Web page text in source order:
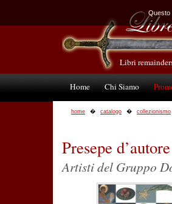
Libri
Home Chi Siamo
home catalogo collezionismo
Presepe
Artisti del Gruppo
Questo